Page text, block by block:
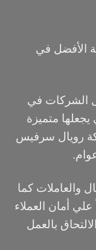
الأفضل في
الشركات في
يجعلها متميزة
رويال سرفيس
والعاملات كما
أمان العملاء
بالعمل